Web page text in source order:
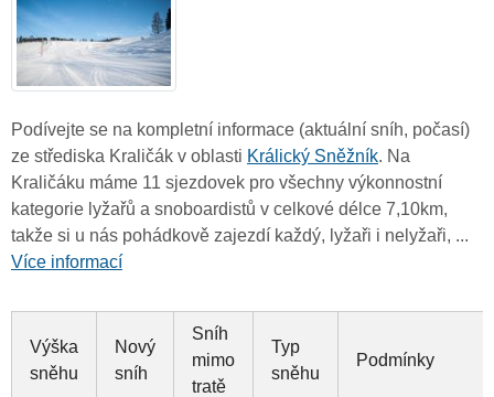
Podívejte se na kompletní informace (aktuální sníh, počasí)
ze střediska Kraličák v oblasti Králický Sněžník. Na
Kraličáku máme 11 sjezdovek pro všechny výkonnostní
kategorie lyžařů a snoboardistů v celkové délce 7,10km,
takže si u nás pohádkově zajezdí každý, lyžaři i nelyžaři, ...
Více informací
Výška
sněhu
Nový
sníh
Sníh
mimo
tratě
Typ
sněhu
Podmínky